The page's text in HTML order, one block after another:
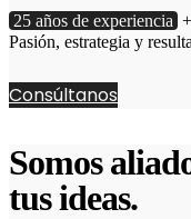
25 años de experiencia
Pasión, estrategia y
Consúltanos
Somos
tus ideas.